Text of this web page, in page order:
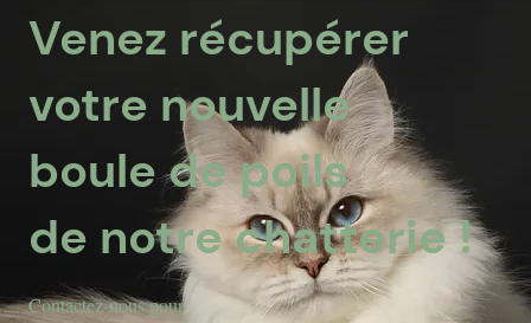
Venez récupérer
votre nouvelle
boule de poils
de notre chatterie !
​Contactez-nous pour